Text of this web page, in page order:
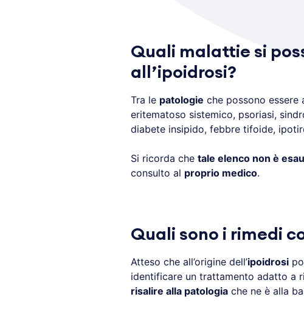
Quali malattie si
all’ipoidrosi?
Tra le patologie che possono essere
eritematoso sistemico, psoriasi,
diabete insipido, febbre tifoide,
Si ricorda che tale elenco non è
consulto al proprio medico.
Quali sono i rimedi
Atteso che all’origine dell’ipoidrosi
identificare un trattamento adatto a
risalire alla patologiache ne è alla